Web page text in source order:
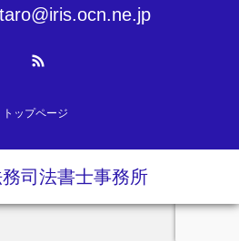
トップページ
務司法書士事務所